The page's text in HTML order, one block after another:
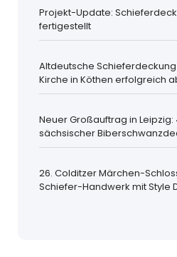
Projekt-Update:
fertigestellt
Altdeutsche
Kirche in Köthen erfolgreich
Neuer Großauftrag in
sächsischer
26. Colditzer Märchen-
Schiefer-Handwerk mit Style